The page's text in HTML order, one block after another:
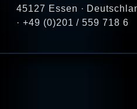
45127 Essen ·
· +49 (0)201 / 559 718 6